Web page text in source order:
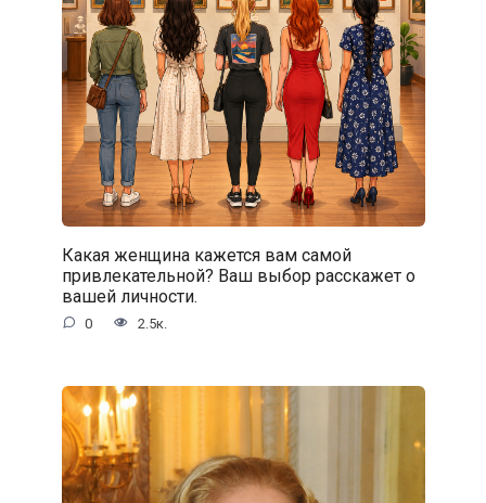
Какая женщина кажется вам самой
привлекательной? Ваш выбор расскажет о
вашей личности.
0 2.5к.